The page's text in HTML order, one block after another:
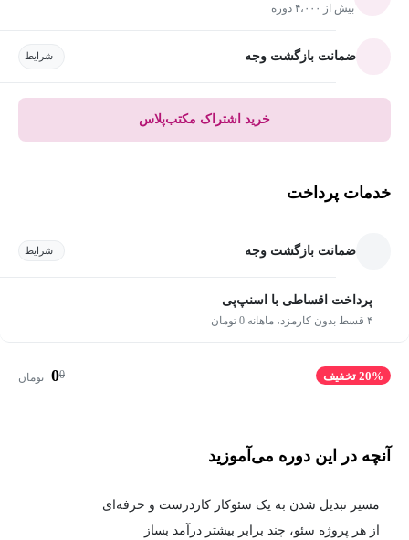
بیش از ۴،۰۰۰ دوره
ضمانت بازگشت وجه شرایط
خرید اشتراک مکتب‌پلاس
خدمات پرداخت
ضمانت بازگشت وجه شرایط
پرداخت اقساطی با اسنپ‌پی
۴ قسط بدون کارمزد، ماهانه 0 تومان
20% تخفیف 0
0 تومان
آنچه در این دوره می‌آموزید
مسیر تبدیل شدن به یک سئوکار کاردرست و حرفه‌ای
از هر پروژه سئو، چند برابر بیشتر درآمد بساز